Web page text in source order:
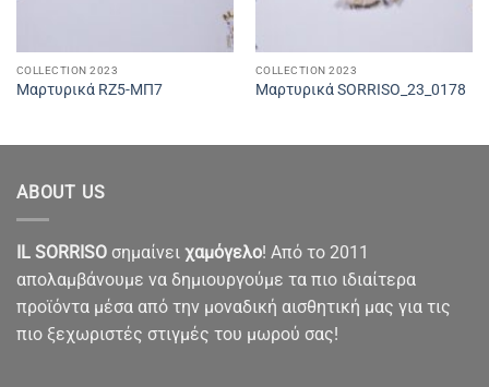
COLLECTION 2023
Μαρτυρικά RZ5-ΜΠ7
COLLECTION 2023
Μαρτυρικά SORRISO_23_0178
ABOUT US
IL SORRISO σημαίνει χαμόγελο! Από το 2011
απολαμβάνουμε να δημιουργούμε τα πιο ιδιαίτερα
προϊόντα μέσα από την μοναδική αισθητική μας για τις
πιο ξεχωριστές στιγμές του μωρού σας!